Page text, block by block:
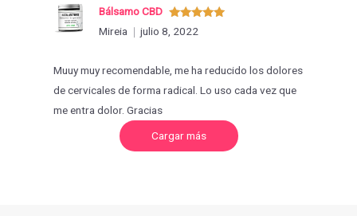
Valorado
con5de 5
Bálsamo CBD
Mireia
julio 8, 2022
Muuy muy recomendable, me ha reducido los dolores
de cervicales de forma radical. Lo uso cada vez que
me entra dolor. Gracias
Cargar másC
r